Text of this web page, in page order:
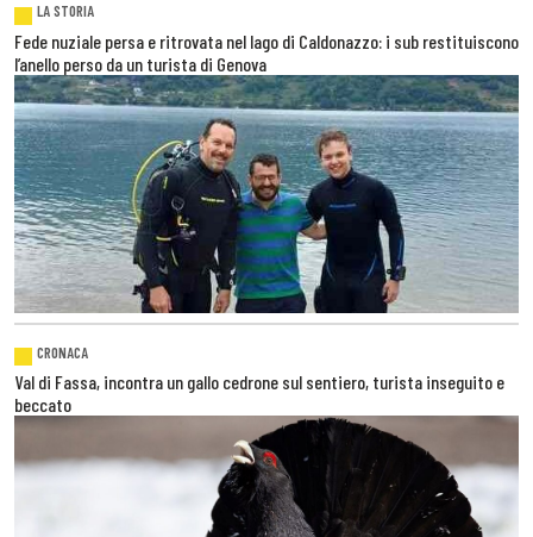
LA STORIA
Fede nuziale persa e ritrovata nel lago di Caldonazzo: i sub restituiscono
l’anello perso da un turista di Genova
CRONACA
Val di Fassa, incontra un gallo cedrone sul sentiero, turista inseguito e
beccato